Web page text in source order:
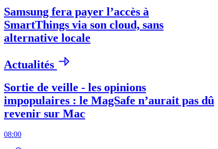
Samsung fera payer l’accès à
SmartThings via son cloud, sans
alternative locale
Actualités
Sortie de veille - les opinions
impopulaires : le MagSafe n’aurait pas dû
revenir sur Mac
08:00